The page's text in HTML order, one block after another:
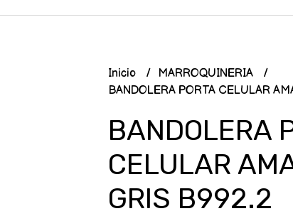
Inicio
MARROQUINERIA
BANDOLERA PORTA CELULAR
BANDOLERA
CELULAR
GRIS B992.2